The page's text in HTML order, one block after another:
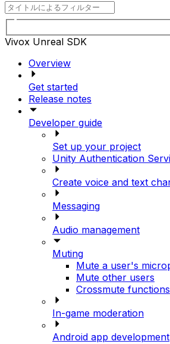
Vivox Unreal SDK
Overview
Get started
Release notes
Developer guide
Set up your project
Unity Authentication
Create voice and text
Messaging
Audio management
Muting
Mute a user's
Mute other users
Crossmute functions
In-game moderation
Android app development